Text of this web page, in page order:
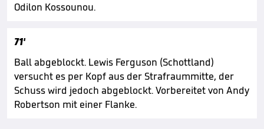
Odilon Kossounou.
71'
Ball abgeblockt. Lewis Ferguson (Schottland)
versucht es per Kopf aus der Strafraummitte, der
Schuss wird jedoch abgeblockt. Vorbereitet von Andy
Robertson mit einer Flanke.